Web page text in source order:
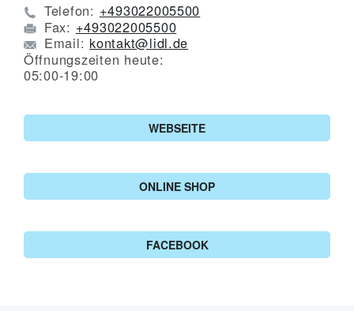
Telefon: +493022005500
Fax: +493022005500
Email: kontakt@lidl.de
Öffnungszeiten heute:
05:00-19:00
WEBSEITE
ONLINE SHOP
FACEBOOK